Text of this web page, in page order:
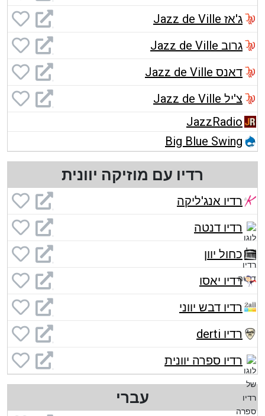
ג'אז Jazz de Ville
גרוב Jazz de Ville
דאנס Jazz de Ville
צ'יל Jazz de Ville
JazzRadio
Big Blue Swing
רדיו עם מוזיקה יוונית
רדיו אנג'ליקה
רדיו דנטה
כחול יוון
רדיו יאסו
רדיו דבש יווני
רדיו derti
רדיו ספרה יוונית
עברי